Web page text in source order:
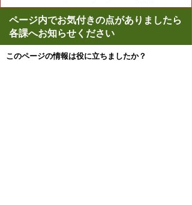
ページ内でお気付きの点がありましたら
各課へお知らせください
このページの情報は役に立ちましたか？